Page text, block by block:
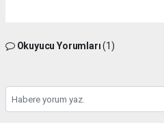
Okuyucu Yorumları(1)